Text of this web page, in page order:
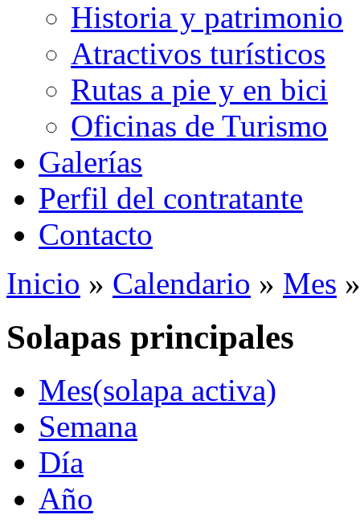
Historia y patrimonio
Atractivos turísticos
Rutas a pie y en bici
Oficinas de Turismo
Galerías
Perfil del contratante
Contacto
Inicio » Calendario » Mes »
Solapas principales
Mes(solapa activa)
Semana
Día
Año